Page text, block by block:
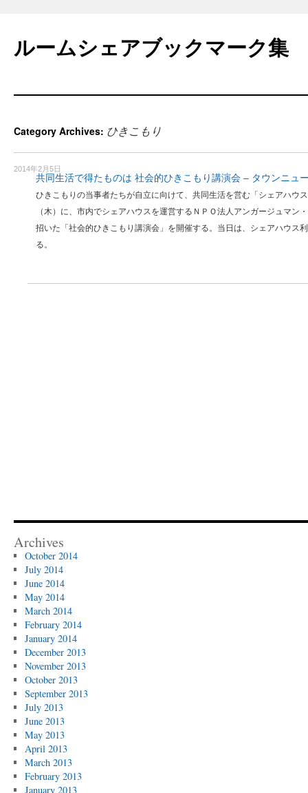
content
ルームシェアブックマーク集
Category Archives: ひきこもり
2014年2月5日
共同生活で得たものは 社会的ひきこもり講演会 – タウンニュ
ひきこもりの当事者たちが自立に向けて、共同生活を営む「シェアハウ
（木）に、市内でシェアハウスを運営するＮＰＯ法人アンガージュマン
招いた「社会的ひきこもり講演会」を開催する。当日は、シェアハウス
る。
Archives
October 2014
July 2014
June 2014
May 2014
March 2014
February 2014
January 2014
December 2013
November 2013
October 2013
September 2013
July 2013
June 2013
May 2013
April 2013
March 2013
February 2013
January 2013